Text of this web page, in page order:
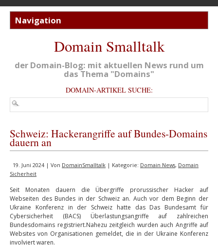
Domain Smalltalk
der Domain-Blog: mit aktuellen News rund um
das Thema "Domains"
DOMAIN-ARTIKEL SUCHE:
Schweiz: Hackerangriffe auf Bundes-Domains
dauern an
19. Juni 2024 | Von DomainSmalltalk | Kategorie: Domain News, Domain
Sicherheit
Seit Monaten dauern die Übergriffe prorussischer Hacker auf
Webseiten des Bundes in der Schweiz an. Auch vor dem Beginn der
Ukraine Konferenz in der Schweiz hatte das Das Bundesamt für
Cybersicherheit (BACS) Überlastungsangriffe auf zahlreichen
Bundesdomains registriert.Nahezu zeitgleich wurden auch Angriffe auf
Websites von Organisationen gemeldet, die in der Ukraine Konferenz
involviert waren.